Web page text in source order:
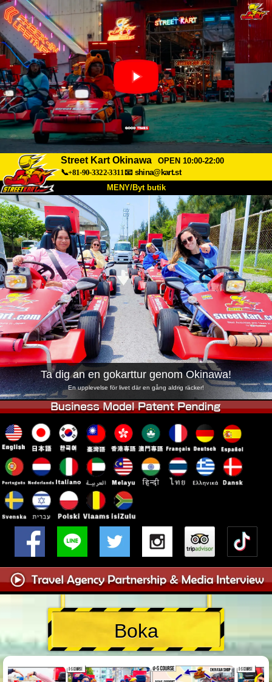
Street Kart Okinawa
OPEN 10:00-22:00
📞+81-90-3322-3311📧 shina@kart.st
MENY/Byt butik
HEM
Om oss Specifikationer Pris
Hitta hit Röster FAQ
Företag Boka
Byt butik
Tokyo Shinagawa Tokyo Akihabara#1
Tokyo Akihabara#2 Tokyo Shibuya
Tokyo Shibuya Annex Tokyo Bay
Tokyo Asakusa Osaka
Okinawa
Ta dig an en gokarttur genom Okinawa!
En upplevelse för livet där en gång aldrig räcker!
Boka